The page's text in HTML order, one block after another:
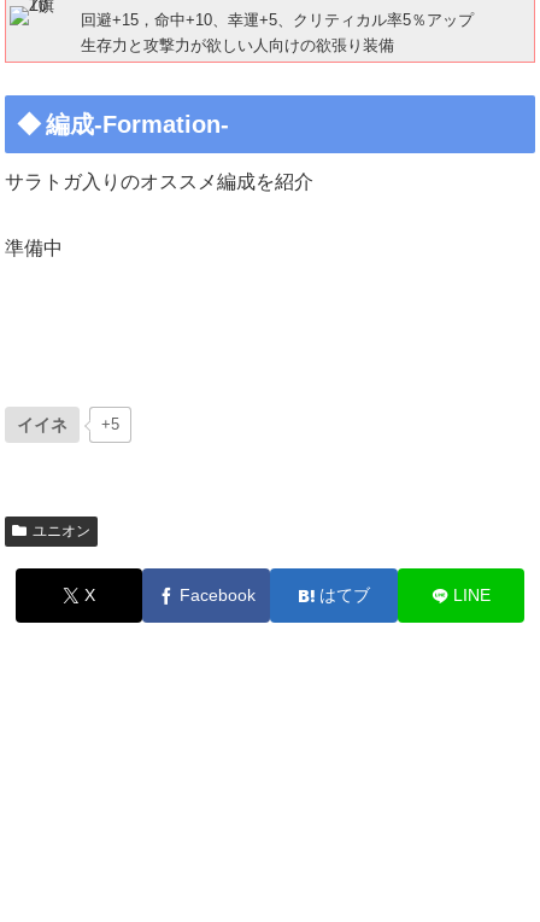
回避+15，命中+10、幸運+5、クリティカル率5％アップ
生存力と攻撃力が欲しい人向けの欲張り装備
編成-Formation-
サラトガ入りのオススメ編成を紹介
準備中
イイネ +5
ユニオン
X Facebook はてブ LINE